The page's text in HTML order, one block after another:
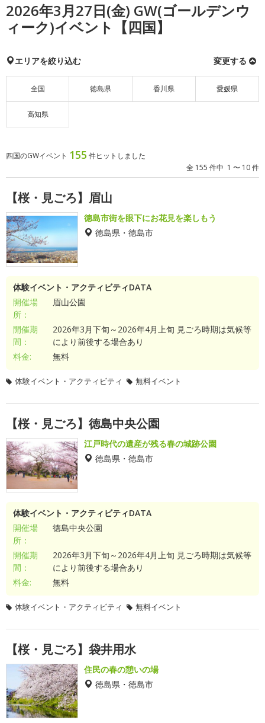
2026年3月27日(金) GW(ゴールデンウ
ィーク)イベント【四国】
エリアを絞り込む 変更する
全国 徳島県 香川県 愛媛県
高知県
四国のGWイベント 155 件ヒットしました
全 155 件中 1 〜 10 件
【桜・見ごろ】眉山
徳島市街を眼下にお花見を楽しもう
徳島県・徳島市
体験イベント・アクティビティDATA
開催場
所：
眉山公園
開催期
間：
2026年3月下旬～2026年4月上旬 見ごろ時期は気候等
により前後する場合あり
料金:
無料
体験イベント・アクティビティ 無料イベント
【桜・見ごろ】徳島中央公園
江戸時代の遺産が残る春の城跡公園
徳島県・徳島市
体験イベント・アクティビティDATA
開催場
所：
徳島中央公園
開催期
間：
2026年3月下旬～2026年4月上旬 見ごろ時期は気候等
により前後する場合あり
料金:
無料
体験イベント・アクティビティ 無料イベント
【桜・見ごろ】袋井用水
住民の春の憩いの場
徳島県・徳島市